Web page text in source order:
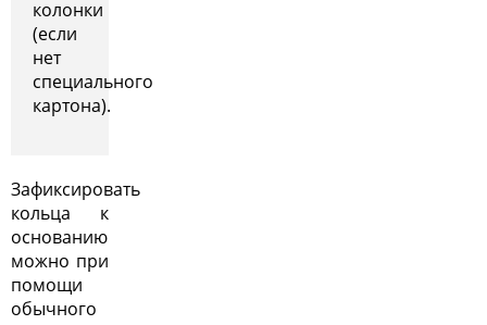
колонки
(если
нет
специального
картона).
Зафиксировать
кольца к
основанию
можно при
помощи
обычного